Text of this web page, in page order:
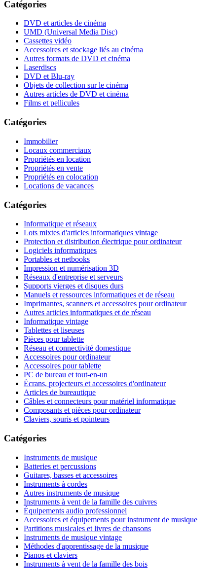
Catégories
DVD et articles de cinéma
UMD (Universal Media Disc)
Cassettes vidéo
Accessoires et stockage liés au cinéma
Autres formats de DVD et cinéma
Laserdiscs
DVD et Blu-ray
Objets de collection sur le cinéma
Autres articles de DVD et cinéma
Films et pellicules
Catégories
Immobilier
Locaux commerciaux
Propriétés en location
Propriétés en vente
Propriétés en colocation
Locations de vacances
Catégories
Informatique et réseaux
Lots mixtes d'articles informatiques vintage
Protection et distribution électrique pour ordinateur
Logiciels informatiques
Portables et netbooks
Impression et numérisation 3D
Réseaux d'entreprise et serveurs
Supports vierges et disques durs
Manuels et ressources informatiques et de réseau
Imprimantes, scanners et accessoires pour ordinateur
Autres articles informatiques et de réseau
Informatique vintage
Tablettes et liseuses
Pièces pour tablette
Réseau et connectivité domestique
Accessoires pour ordinateur
Accessoires pour tablette
PC de bureau et tout-en-un
Écrans, projecteurs et accessoires d'ordinateur
Articles de bureautique
Câbles et connecteurs pour matériel informatique
Composants et pièces pour ordinateur
Claviers, souris et pointeurs
Catégories
Instruments de musique
Batteries et percussions
Guitares, basses et accessoires
Instruments à cordes
Autres instruments de musique
Instruments à vent de la famille des cuivres
Équipements audio professionnel
Accessoires et équipements pour instrument de musique
Partitions musicales et livres de chansons
Instruments de musique vintage
Méthodes d'apprentissage de la musique
Pianos et claviers
Instruments à vent de la famille des bois